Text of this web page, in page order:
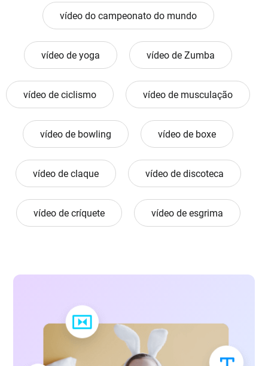
vídeo do campeonato do mundo
vídeo de yoga vídeo de Zumba
vídeo de ciclismo vídeo de musculação
vídeo de bowling vídeo de boxe
vídeo de claque vídeo de discoteca
vídeo de críquete vídeo de esgrima